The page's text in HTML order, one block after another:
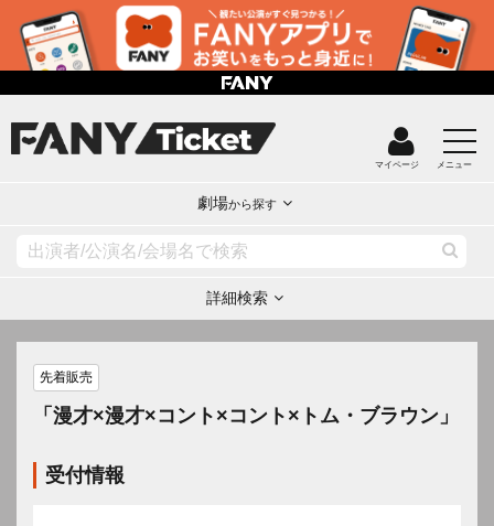
マイページ メニュー
劇場から探す
詳細検索
先着販売
「漫才×漫才×コント×コント×トム・ブラウン」
受付情報